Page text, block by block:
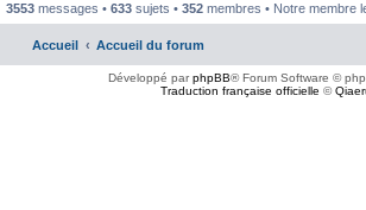
3553 messages • 633 sujets • 352 membres • Notre membre
Accueil Accueil du forum
Développé parphpBB® Forum Software ©
Traduction française officielle ©